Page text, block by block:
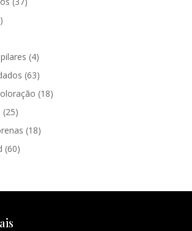
(4)
(63)
(18)
(25)
(18)
(60)